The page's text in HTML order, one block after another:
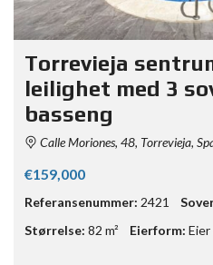
Torrevieja
leilighet med 3
basseng
Calle Moriones, 48, Torrevieja,
€159,000
Referansenummer: 2421
Størrelse: 82 m² Eierform: Eier